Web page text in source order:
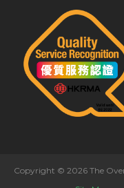
Copyright © 2026 The